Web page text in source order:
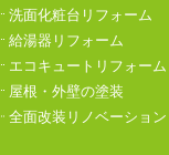
洗面化粧台リフォーム
給湯器リフォーム
エコキュートリフォーム
屋根・外壁の塗装
全面改装リノベーション